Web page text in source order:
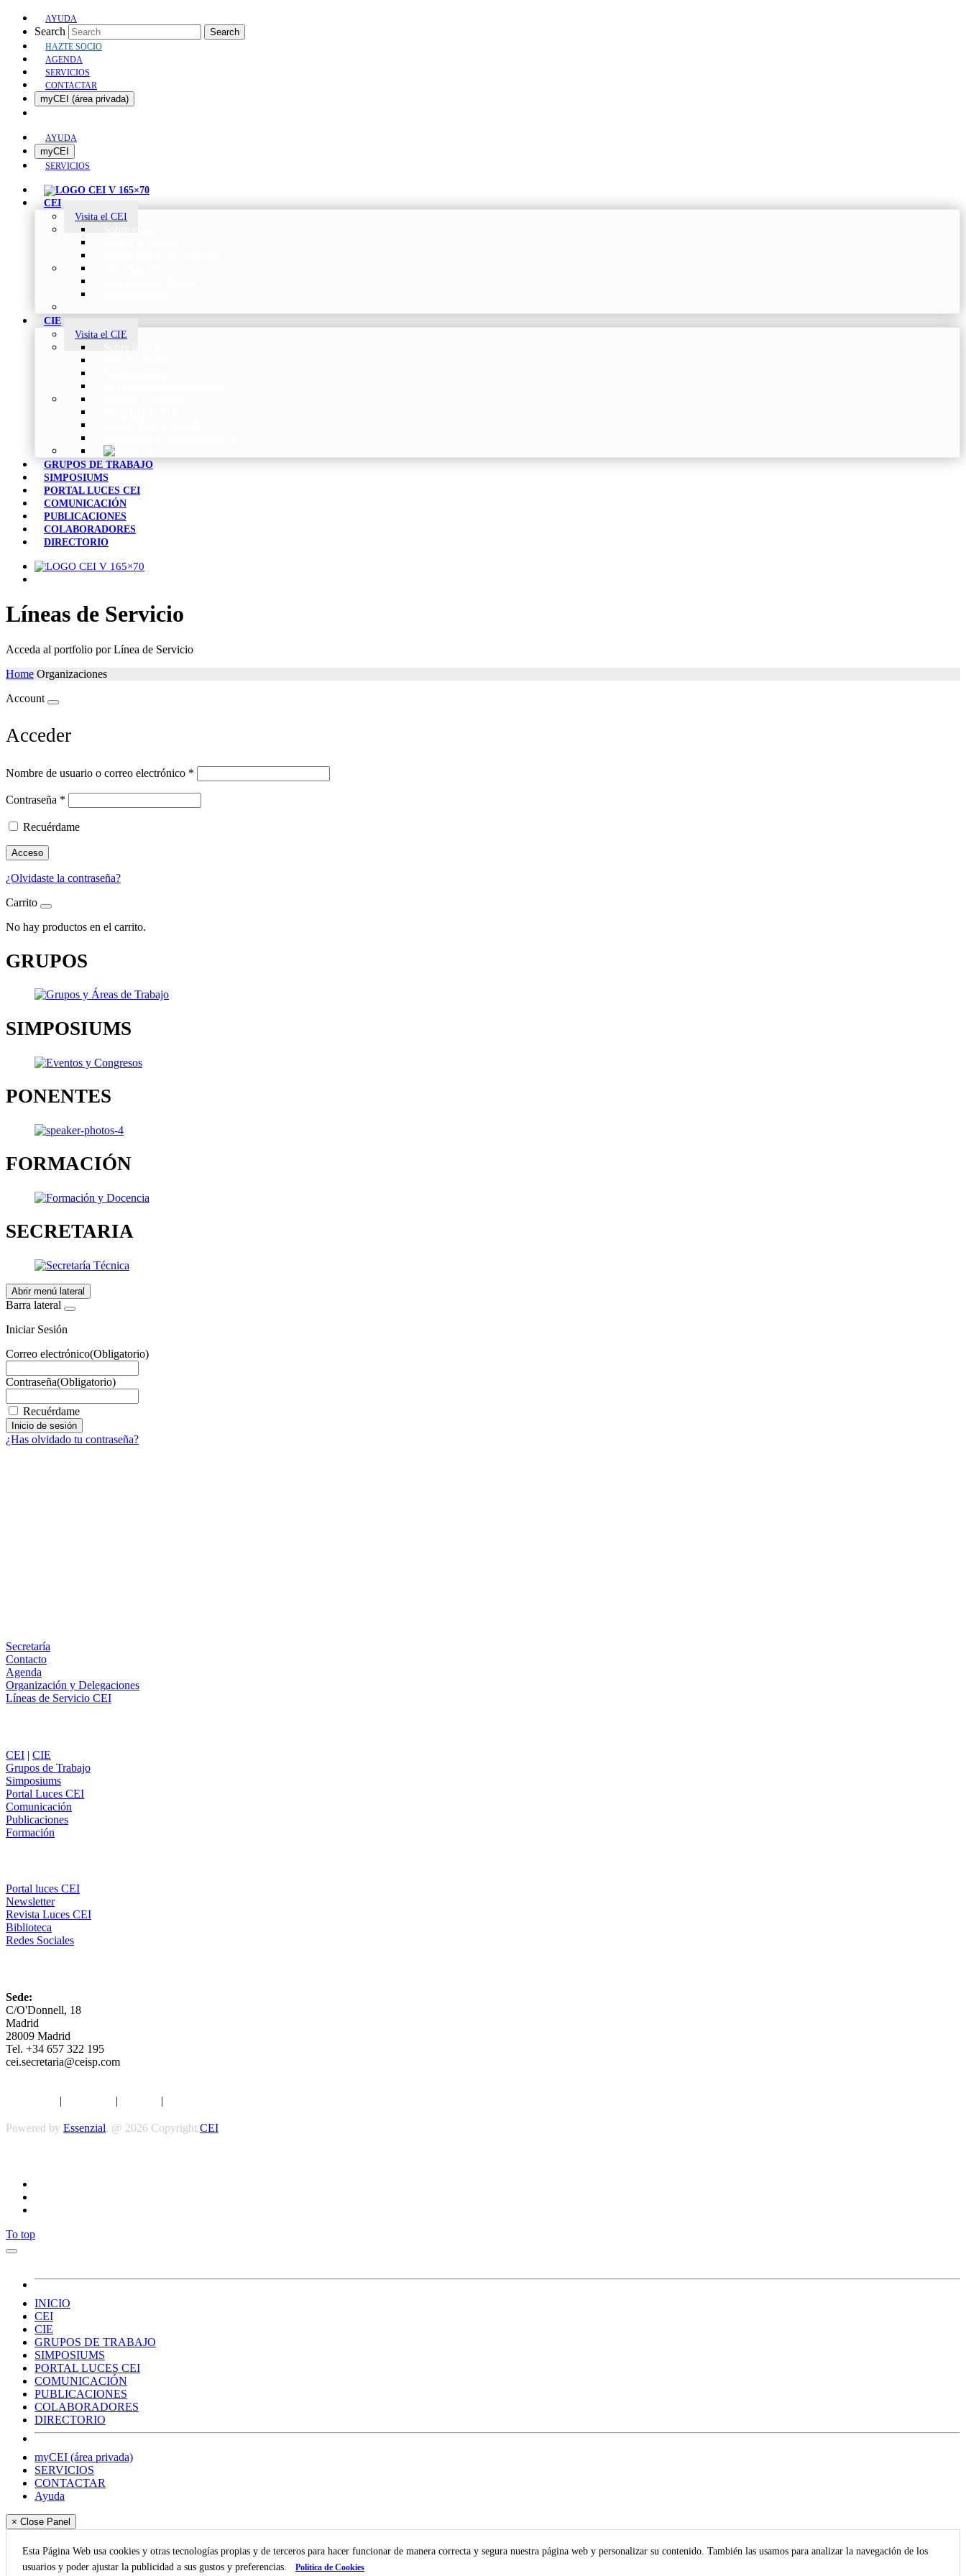
AYUDA
Search Search
HAZTE SOCIO
AGENDA
SERVICIOS
CONTACTAR
myCEI (área privada)
AYUDA
myCEI
SERVICIOS
CEI
Visita el CEI
CIE
Visita el CIE
GRUPOS DE TRABAJO
SIMPOSIUMS
PORTAL LUCES CEI
COMUNICACIÓN
PUBLICACIONES
COLABORADORES
DIRECTORIO
Líneas de Servicio
Acceda al portfolio por Línea de Servicio
Home Organizaciones
Account
Acceder
Nombre de usuario o correo electrónico *
Contraseña *
Recuérdame
Acceso
¿Olvidaste la contraseña?
Carrito
No hay productos en el carrito.
GRUPOS
SIMPOSIUMS
PONENTES
FORMACIÓN
SECRETARIA
Abrir menú lateral
Barra lateral
Iniciar Sesión
Correo electrónico(Obligatorio)
Contraseña(Obligatorio)
Recuérdame
¿Has olvidado tu contraseña?
Secretaría
Contacto
Agenda
Organización y Delegaciones
Líneas de Servicio CEI
CEI | CIE
Grupos de Trabajo
Simposiums
Portal Luces CEI
Comunicación
Publicaciones
Formación
Portal luces CEI
Newsletter
Revista Luces CEI
Biblioteca
Redes Sociales
Sede:
C/O'Donnell, 18
Madrid
28009 Madrid
Tel. +34 657 322 195
cei.secretaria@ceisp.com
| | |
Powered by Essenzial. @ 2026 Copyright CEI
To top
INICIO
CEI
CIE
GRUPOS DE TRABAJO
SIMPOSIUMS
PORTAL LUCES CEI
COMUNICACIÓN
PUBLICACIONES
COLABORADORES
DIRECTORIO
myCEI (área privada)
SERVICIOS
CONTACTAR
Ayuda
× Close Panel
Esta Página Web usa cookies y otras tecnologías propias y de terceros para hacer funcionar de manera correcta y segura nuestra página web y personalizar su contenido. También las usamos para analizar la navegación de los
usuarios y poder ajustar la publicidad a sus gustos y preferencias.
Política de Cookies